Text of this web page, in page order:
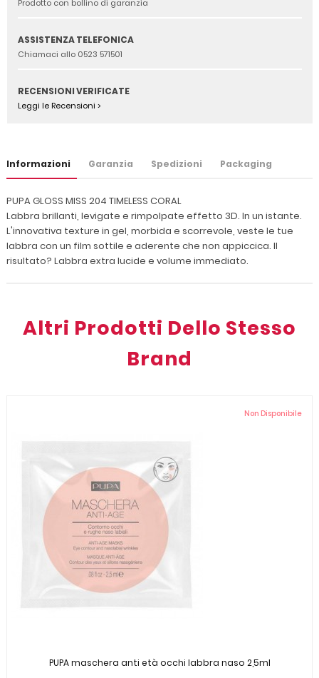
Prodotto con bollino di garanzia
ASSISTENZA TELEFONICA
Chiamaci allo 0523 571501
RECENSIONI VERIFICATE
Leggi le Recensioni >
Informazioni Garanzia Spedizioni Packaging
PUPA GLOSS MISS 204 TIMELESS CORAL
Labbra brillanti, levigate e rimpolpate effetto 3D. In un istante.
L'innovativa texture in gel, morbida e scorrevole, veste le tue
labbra con un film sottile e aderente che non appiccica. Il
risultato? Labbra extra lucide e volume immediato.
Altri Prodotti Dello Stesso
Brand
Non Disponibile
PUPA maschera anti età occhi labbra naso 2,5ml